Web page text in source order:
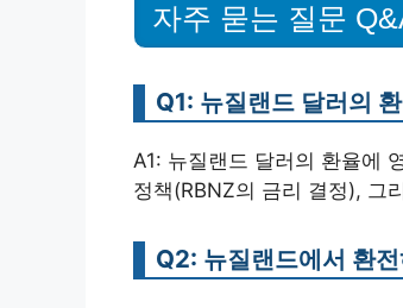
자주 묻는 질문
Q1: 뉴질랜드 달러의
A1: 뉴질랜드 달러의 환율에
정책(RBNZ의 금리 결정), 그
Q2: 뉴질랜드에서 환